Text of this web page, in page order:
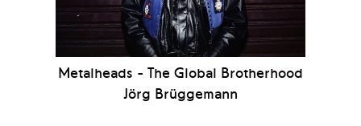
Metalheads - The Global Brotherhood
Jörg Brüggemann